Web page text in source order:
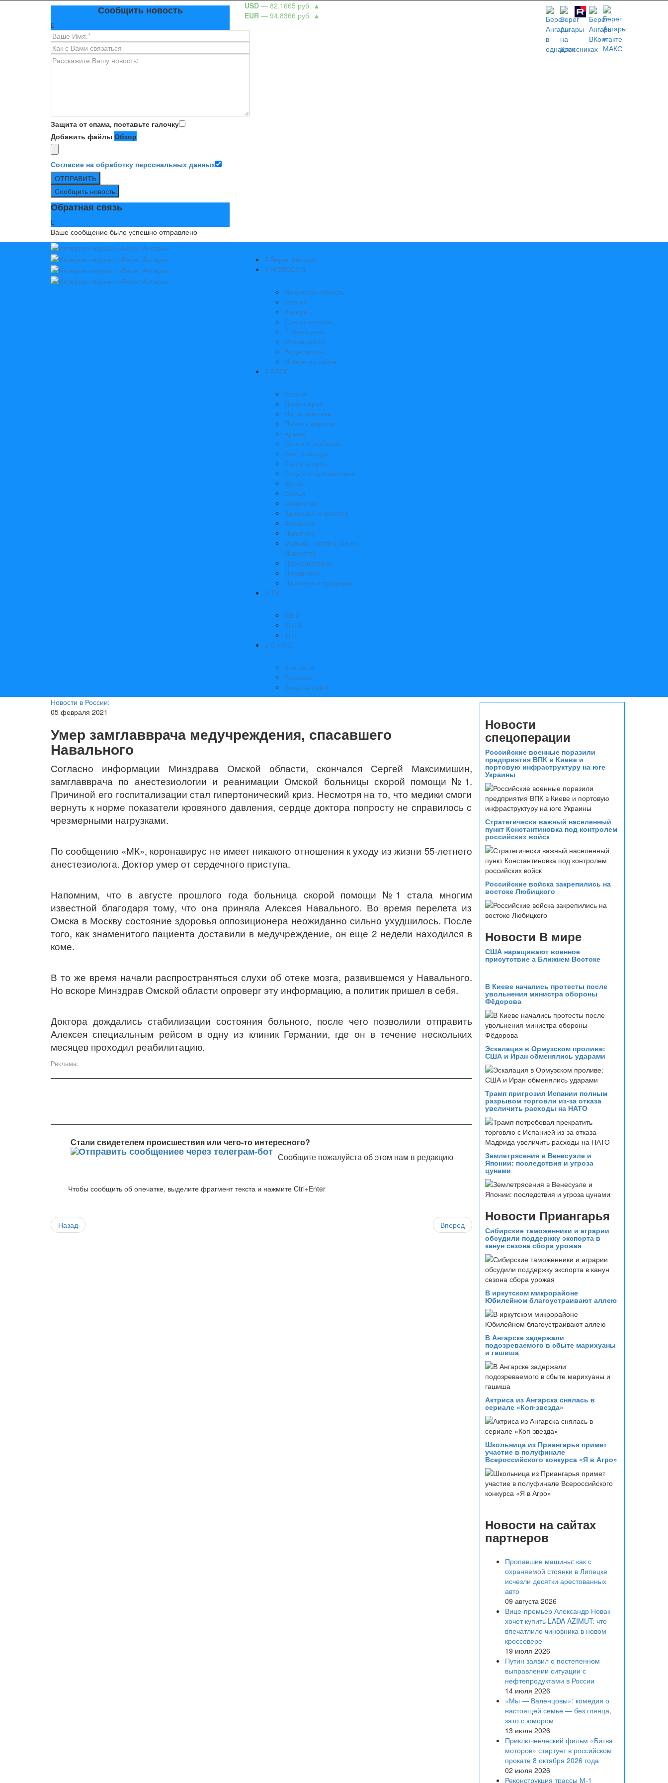
Сообщить новость
Защита от спама, поставьте галочку
Добавить файлы Обзор
Согласие на обработку персональных данных
ОТПРАВИТЬ
Сообщить новость
Обратная связь
Ваше сообщение было успешно отправлено
USD — 82,1665 руб. ▲
EUR — 94,8366 руб. ▲
Берег Ангары
НОВОСТИ
Иркутская область
Россия
В мире
Спецоперация
Медицина
Фотоальбом
Видеоархив
Искать на сайте:
БЛОГ
Россия
Приангарье
Наши земляки
Память народа
Армия
Охота и рыбалка
Лес, природа
Сад и огород
Отдых и путешествия
Кухня
Семья
Общество
Здоровье и красота
Финансы
Политика
Музыка, Театры, Кино,
Искусство
Происшествия
Праздники
Приметы и традиции
TV
ТВ-3
ТНТ4
ТНТ
О НАС
Контакты
Реклама
Вход на сайт!
Новости в России:
05 февраля 2021
Умер замглавврача медучреждения, спасавшего
Навального
Согласно информации Минздрава Омской области, скончался Сергей Максимишин,
замглавврача по анестезиологии и реанимации Омской больницы скорой помощи №1.
Причиной его госпитализации стал гипертонический криз. Несмотря на то, что медики смоги
вернуть к норме показатели кровяного давления, сердце доктора попросту не справилось с
чрезмерными нагрузками.
По сообщению «МК», коронавирус не имеет никакого отношения к уходу из жизни 55-летнего
анестезиолога. Доктор умер от сердечного приступа.
Напомним, что в августе прошлого года больница скорой помощи №1 стала многим
известной благодаря тому, что она приняла Алексея Навального. Во время перелета из
Омска в Москву состояние здоровья оппозиционера неожиданно сильно ухудшилось. После
того, как знаменитого пациента доставили в медучреждение, он еще 2 недели находился в
коме.
В то же время начали распространяться слухи об отеке мозга, развившемся у Навального.
Но вскоре Минздрав Омской области опроверг эту информацию, а политик пришел в себя.
Доктора дождались стабилизации состояния больного, после чего позволили отправить
Алексея специальным рейсом в одну из клиник Германии, где он в течение нескольких
месяцев проходил реабилитацию.
Реклама:
Стали свидетелем происшествия или чего-то интересного?
Сообщите пожалуйста об этом нам в редакцию
Чтобы сообщить об опечатке, выделите фрагмент текста и нажмите Ctrl+Enter
Назад Вперед
Новости
спецоперации
Российские военные поразили
предприятия ВПК в Киеве и
портовую инфраструктуру на юге
Украины
Стратегически важный населенный
пункт Константиновка под контролем
российских войск
Российские войска закрепились на
востоке Любицкого
Новости В мире
США наращивают военное
присутствие а Ближнем Востоке
В Киеве начались протесты после
увольнения министра обороны
Фёдорова
Эскалация в Ормузском проливе:
США и Иран обменялись ударами
Трамп пригрозил Испании полным
разрывом торговли из‑за отказа
увеличить расходы на НАТО
Землетрясения в Венесуэле и
Японии: последствия и угроза
цунами
Новости Приангарья
Сибирские таможенники и аграрии
обсудили поддержку экспорта в
канун сезона сбора урожая
В иркутском микрорайоне
Юбилейном благоустраивают аллею
В Ангарске задержали
подозреваемого в сбыте марихуаны
и гашиша
Актриса из Ангарска снялась в
сериале «Коп-звезда»
Школьница из Приангарья примет
участие в полуфинале
Всероссийского конкурса «Я в Агро»
Новости на сайтах
партнеров
Пропавшие машины: как с
охраняемой стоянки в Липецке
исчезли десятки арестованных
авто
09 августа 2026
Вице‑премьер Александр Новак
хочет купить LADA AZIMUT: что
впечатлило чиновника в новом
кроссовере
19 июля 2026
Путин заявил о постепенном
выправлении ситуации с
нефтепродуктами в России
14 июля 2026
«Мы — Валенцовы»: комедия о
настоящей семье — без глянца,
зато с юмором
13 июля 2026
Приключенческий фильм «Битва
моторов» стартует в российском
прокате 8 октября 2026 года
02 июля 2026
Реконструкция трассы М-1